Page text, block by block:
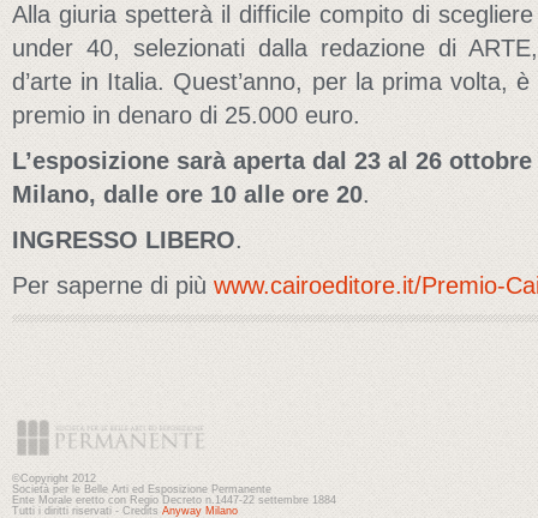
Alla giuria spetterà il difficile compito di
under 40, selezionati dalla redazione di
d’arte in Italia. Quest’anno, per la prima volta,
premio in denaro di 25.000 euro.
L’esposizione sarà aperta dal 23 al 26
Milano, dalle ore 10 alle ore 20.
INGRESSO LIBERO.
Per saperne di più www.cairoeditore.it/Premio-
©Copyright 2012
Società per le Belle Arti ed Esposizione Permanente
Ente Morale eretto con Regio Decreto n.1447-22 settembre 1884
Tutti i diritti riservati - Credits Anyway Milano